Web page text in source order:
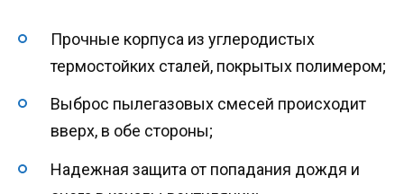
Прочные корпуса из углеродистых
термостойких сталей, покрытых полимером;
Выброс пылегазовых смесей происходит
вверх, в обе стороны;
Надежная защита от попадания дождя и